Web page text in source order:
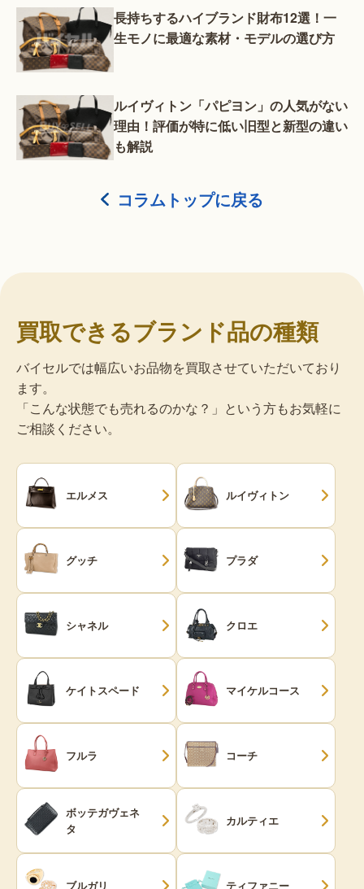
長持ちするハイブランド財布12選！一
生モノに最適な素材・モデルの選び方
ルイヴィトン「パピヨン」の人気がない
理由！評価が特に低い旧型と新型の違い
も解説
コラムトップに戻る
買取できるブランド品の種類
バイセルでは幅広いお品物を買取させていただいており
ます。
「こんな状態でも売れるのかな？」という方もお気軽に
ご相談ください。
エルメス ルイヴィトン
グッチ プラダ
シャネル クロエ
ケイトスペード マイケルコース
フルラ コーチ
ボッテガヴェネ
タ
カルティエ
ブルガリ ティファニー